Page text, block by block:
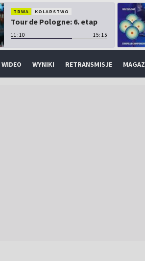
TRWA KOLARSTWO
Tour de Pologne: 6. etap
11:10 15:15
WIDEO WYNIKI RETRANSMISJE